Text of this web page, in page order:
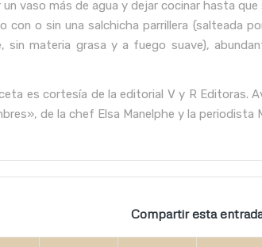
un vaso más de agua y dejar cocinar hasta que
con o sin una salchicha parrillera (salteada
sin materia grasa y a fuego suave),
es cortesía de la editorial V y R Editoras.
de la chef Elsa Manelphe y la periodista
Compartir esta